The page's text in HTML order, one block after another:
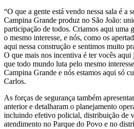
“O que a gente está vendo nessa sala é a
Campina Grande produz no São João:
participação de todos. Criamos aqui uma
o mesmo interesse, e nós, como os
aqui nessa construção e sentimos muito
O que mais nos incentiva é ter vocês aqui
que todo mundo luta pelo mesmo
Campina Grande e nós estamos aqui só
Carlos.
As forças de segurança também
anterior e detalharam o planejamento
incluindo efetivo policial, distribuição de
atendimento no Parque do Povo e no